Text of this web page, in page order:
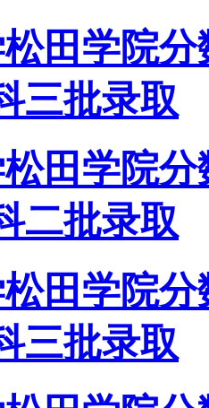
田学院
三批录取
田学院
二批录取
田学院
三批录取